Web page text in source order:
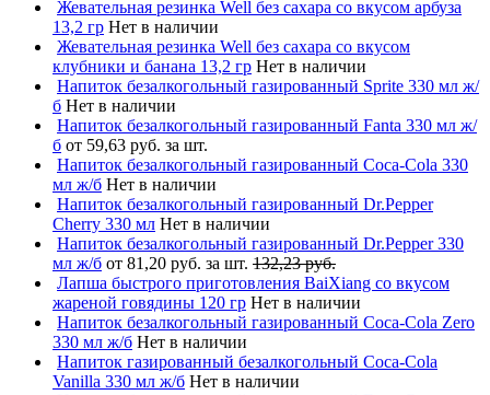
Жевательная резинка Well без сахара со вкусом арбуза
13,2 гр Нет в наличии
Жевательная резинка Well без сахара со вкусом
клубники и банана 13,2 гр Нет в наличии
Напиток безалкогольный газированный Sprite 330 мл ж/
б Нет в наличии
Напиток безалкогольный газированный Fanta 330 мл ж/
б от 59,63 руб. за шт.
Напиток безалкогольный газированный Coca-Cola 330
мл ж/б Нет в наличии
Напиток безалкогольный газированный Dr.Pepper
Cherry 330 мл Нет в наличии
Напиток безалкогольный газированный Dr.Pepper 330
мл ж/б от 81,20 руб. за шт. 132,23 руб.
Лапша быстрого приготовления BaiXiang со вкусом
жареной говядины 120 гр Нет в наличии
Напиток безалкогольный газированный Coca-Cola Zero
330 мл ж/б Нет в наличии
Напиток газированный безалкогольный Coca-Cola
Vanilla 330 мл ж/б Нет в наличии